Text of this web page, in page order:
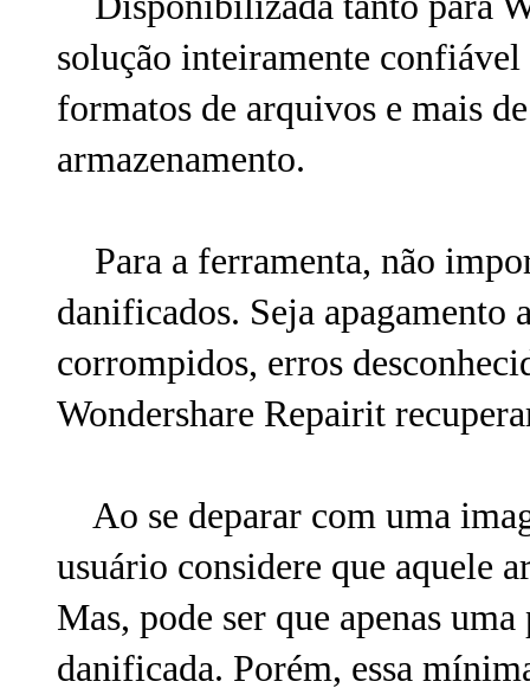
solução inteiramente
formatos de arquivos e mais
armazenamento.
Para a ferramenta, não
danificados. Seja
corrompidos, erros
Wondershare Repairit
Ao se deparar com uma
usuário considere que aquele
Mas, pode ser que apenas
danificada. Porém, essa